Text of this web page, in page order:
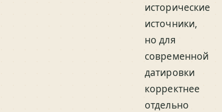
исторические
источники,
но для
современной
датировки
корректнее
отдельно